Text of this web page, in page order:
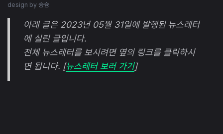
design by 슝슝
아래 글은 2023년 05월 31일에 발행된 뉴스레터
에 실린 글입니다.
전체 뉴스레터를 보시려면 옆의 링크를 클릭하시
면 됩니다. [뉴스레터 보러 가기]